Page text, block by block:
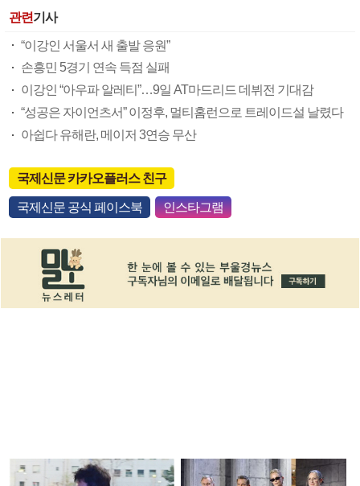
관련기사
“이강인 서울서 새 출발 응원”
손흥민 5경기 연속 득점 실패
이강인 “아우파 알레티”…9일 AT마드리드 데뷔전 기대감
“성공은 자이언츠서” 이정후, 멀티홈런으로 트레이드설 날렸다
아쉽다 유해란, 메이저 3연승 무산
국제신문 카카오플러스 친구
국제신문 공식 페이스북 인스타그램